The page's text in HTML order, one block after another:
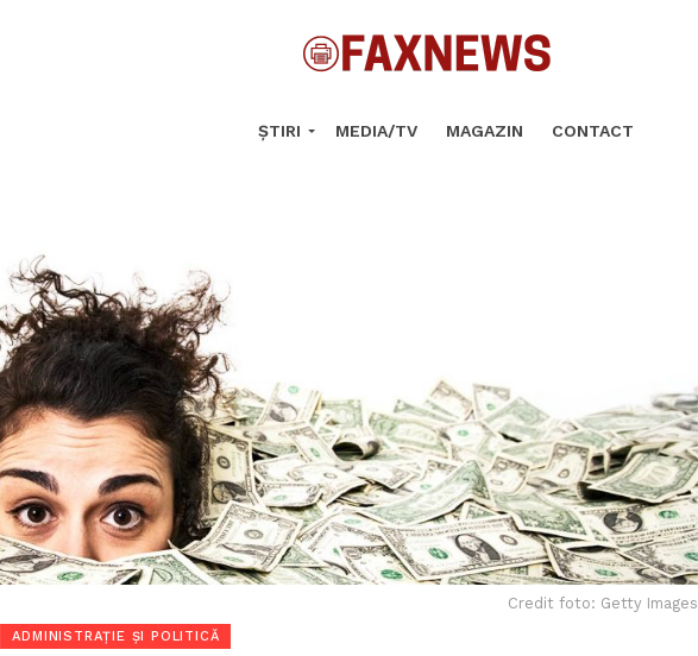
ȘTIRI MEDIA/TV MAGAZIN CONTACT
Credit foto: Getty Images
ADMINISTRAȚIE ȘI POLITICĂ